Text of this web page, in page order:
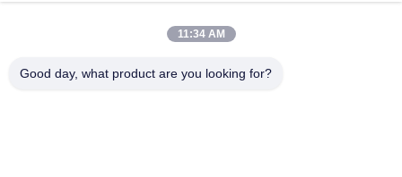
Γρήγορη επικοινωνία
Διεύθυνση
11:34 AM
Good day, what product are you looking for?